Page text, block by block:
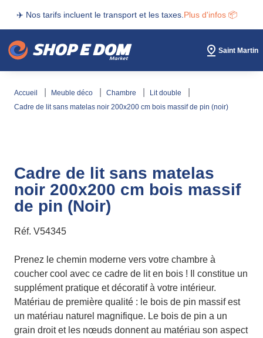
✈️ Nos tarifs incluent le transport et les taxes. Plus d'infos 📦
Saint Martin
accueil meuble déco chambre
lit double
cadre de lit sans matelas noir 200x200 cm bois massif de pin (noir)
Cadre de lit sans matelas
noir 200x200 cm bois massif
de pin (Noir)
Réf. V54345
Prenez le chemin moderne vers votre chambre à
coucher cool avec ce cadre de lit en bois ! Il constitue un
supplément pratique et décoratif à votre intérieur.
Matériau de première qualité : le bois de pin massif est
un matériau naturel magnifique. Le bois de pin a un
grain droit et les nœuds donnent au matériau son aspect